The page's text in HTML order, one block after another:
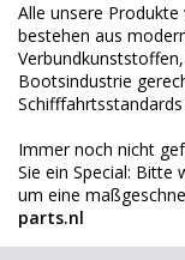
Alle unsere
bestehen aus
Bootsindustrie
Immer noch nicht
Sie ein Special: Bitte
um eine
parts.nl